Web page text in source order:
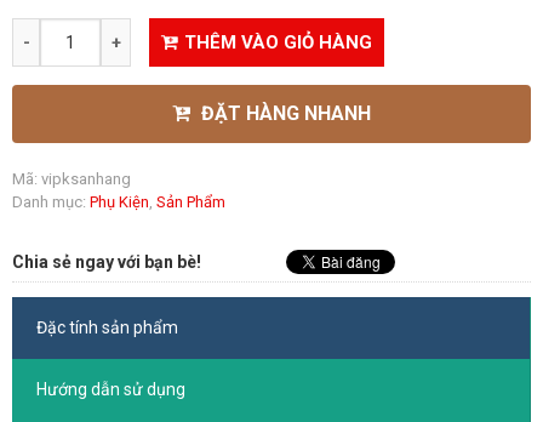
THÊM VÀO GIỎ HÀNG
ĐẶT HÀNG NHANH
Mã: vipksanhang
Danh mục: Phụ Kiện, Sản Phẩm
Chia sẻ ngay với bạn bè!
Đặc tính sản phẩm
Hướng dẫn sử dụng